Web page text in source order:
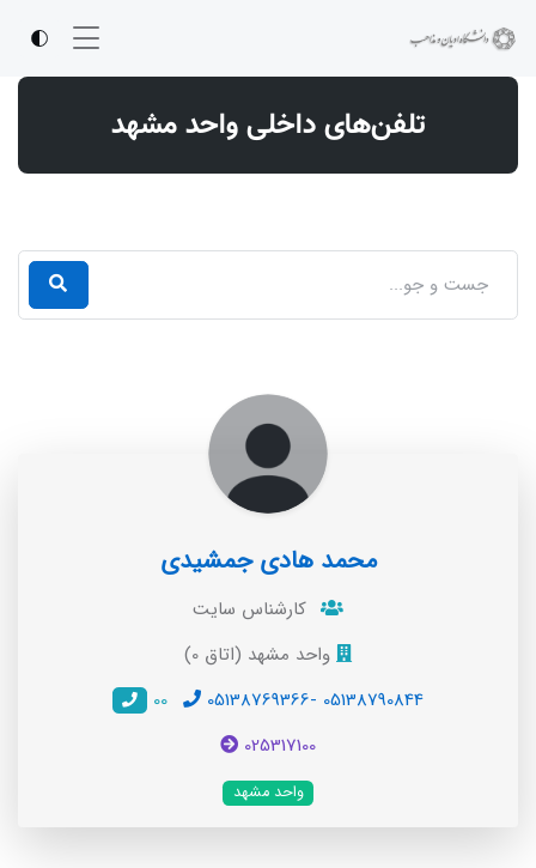
تلفن‌های داخلی واحد مشهد
محمد هادی جمشیدی
کارشناس سایت
واحد مشهد (اتاق 0)
05138769366- 05138790844
00
025317100
واحد مشهد